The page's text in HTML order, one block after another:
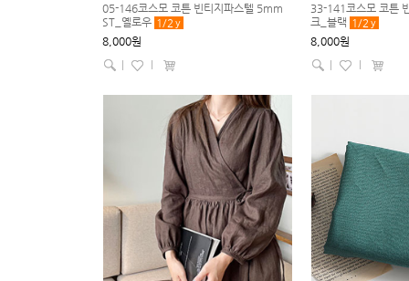
05-146코스모 코튼 빈티지파스텔 5mm
ST_옐로우 1/2 y
8,000원
|
l
33-141코스모 코튼
크_블랙 1/2 y
8,000원
|
l